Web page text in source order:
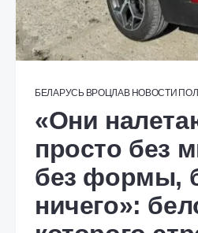
БЕЛАРУСЬ ВРОЦЛАВ НОВОСТИ
«Они
просто без
без формы,
ничего»: